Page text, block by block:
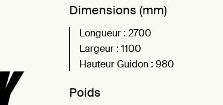
Dimensions (mm)
Longueur : 2700
Largeur : 1100
Hauteur Guidon : 980
Poids